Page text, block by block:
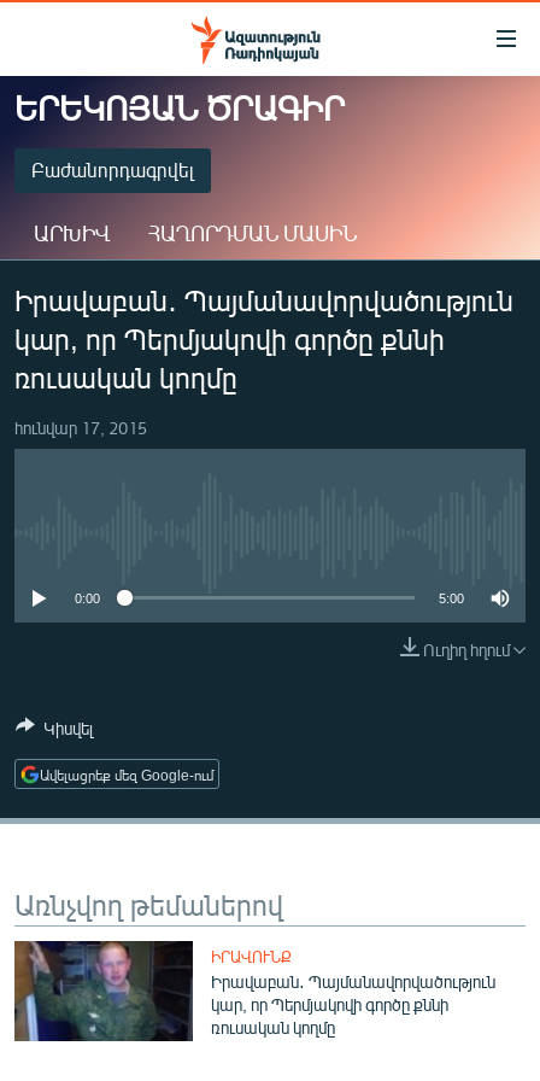
Մատչելիության
Անցնել
հիմնական
բովանդակությանը
Անցնել
մենյուին
Որոնում
ԱԶԱՏՈՒԹՅՈՒՆ TV
ՀԱՅԱՍՏԱՆ
ԸՆՏՐՈՒԹՅՈՒՆՆԵՐ 2026
ԻՐԱՎՈՒՆՔ
ՀԱՍԱՐԱԿՈՒԹՅՈՒՆ
ՏՆՏԵՍՈՒԹՅՈՒՆ
ՂԱՐԱԲԱՂ
ՄՇԱԿՈՒՅԹ
ՏՏ ԵՒ ԻՆՏԵՐՆԵՏ
ԿՈՐՈՆԱՎԻՐՈՒՍ
ԱՐԽԻՎ
ԲԱՆԱՎԵՃ
ՁԳՏԵԼՈՎ ԼԱՎԱԳՈՒՅՆԻՆ
ՓՈԴՔԱՍԹ
ԵՐԵԿՈՅԱՆ ԾՐԱԳԻՐ
Բաժանորդագրվել
Spotify
ԱՐԽԻՎ ՀԱՂՈՐԴՄԱՆ ՄԱՍԻՆ
Իրավաբան․ Պայմանավորվածություն
կար, որ Պերմյակովի գործը քննի
ռուսական կողմը
հունվար 17, 2015
0:00 5:00
Ուղիղ հղում
Կիսվել
Ավելացրեք մեզ Google-ում
Առնչվող թեմաներով
ԻՐԱՎՈՒՆՔ
Իրավաբան․ Պայմանավորվածություն
կար, որ Պերմյակովի գործը քննի
ռուսական կողմը